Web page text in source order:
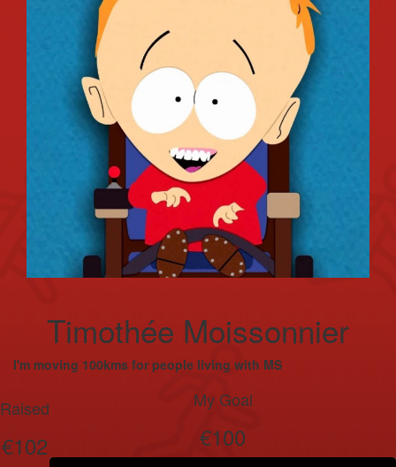
Timothée Moissonnier
I'm moving 100kms for people living with MS
Raised
€102
My Goal
€100